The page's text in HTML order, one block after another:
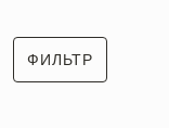
ФИЛЬТР